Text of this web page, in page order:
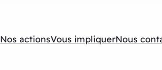
Nos actionsVous impliquerNous